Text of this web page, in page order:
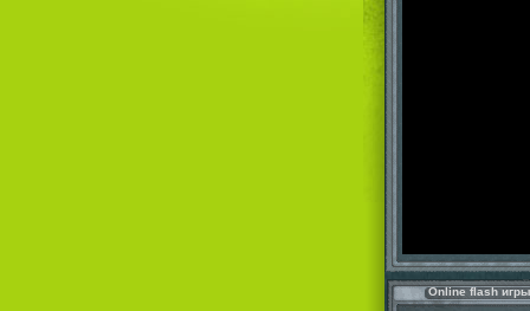
Online flash игры